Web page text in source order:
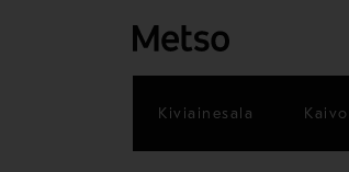
Kiviainesala